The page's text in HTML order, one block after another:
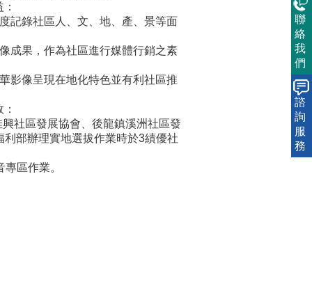
記錄社區人、文、地、產、景等面
成果，作為社區進行媒體行銷之素
影像呈現在地化特色並有利社區推
社區發展協會、後龍鎮溪洲社區發
部辦理實地選拔作業時於3績優社
區作業。
聯
絡
我
們
諮
詢
服
務